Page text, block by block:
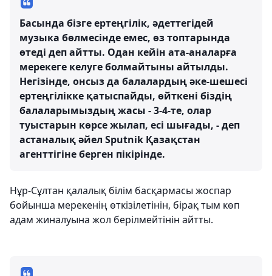
Басында бізге ертеңгілік, әдеттегідей
музыка бөлмесінде емес, өз топтарында
өтеді деп айтты. Одан кейін ата-аналарға
мерекеге келуге болмайтыны айтылды.
Негізінде, онсыз да балалардың әке-шешесі
ертеңгілікке қатыспайды, өйткені біздің
балаларымыздың жасы - 3-4-те, олар
туыстарын көрсе жылап, есі шығады, - деп
астаналық әйел Sputnik Қазақстан
агенттігіне берген пікірінде.
Нұр-Сұлтан қалалық білім басқармасы жоспар
бойынша мерекенің өткізілетінін, бірақ тым көп
адам жиналуына жол берілмейтінін айтты.